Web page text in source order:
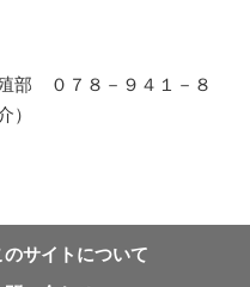
部 ０７８－９４１－８
）
のサイトについて